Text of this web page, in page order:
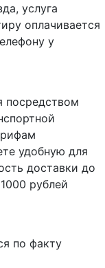
услуга
оплачивается
у
посредством
удобную для
доставки до
рублей
по факту